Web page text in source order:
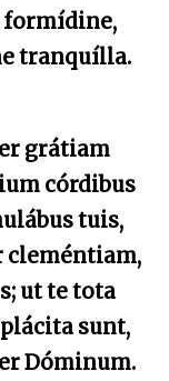
formídine,
tranquílla.
grátiam
córdibus
tuis,
cleméntiam,
ut te tota
sunt,
Dóminum.